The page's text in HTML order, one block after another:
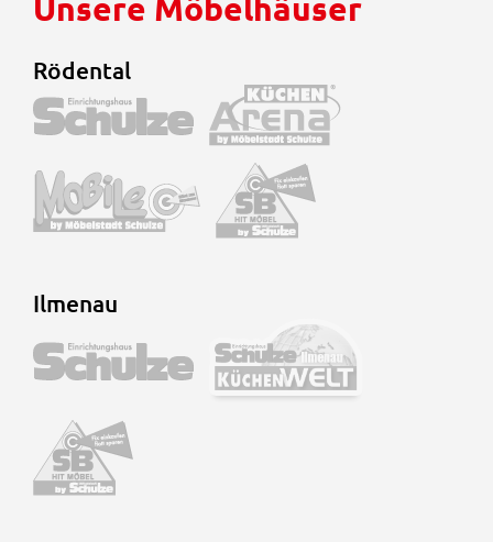
Unsere Möbelhäuser
Rödental
Ilmenau